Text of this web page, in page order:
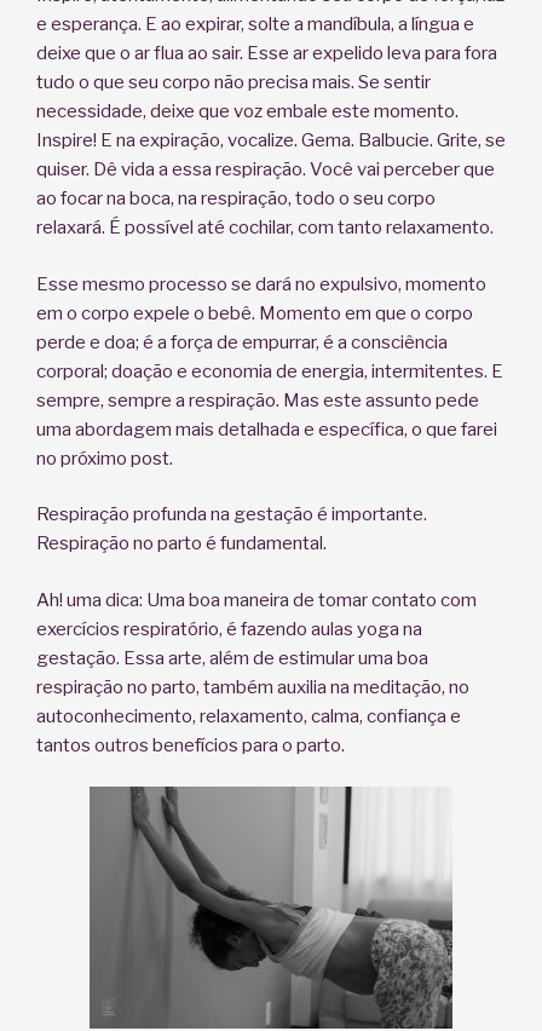
e esperança. E ao expirar, solte a mandíbula, a língua e
deixe que o ar flua ao sair. Esse ar expelido leva para fora
tudo o que seu corpo não precisa mais. Se sentir
necessidade, deixe que voz embale este momento.
Inspire! E na expiração, vocalize. Gema. Balbucie. Grite, se
quiser. Dê vida a essa respiração. Você vai perceber que
ao focar na boca, na respiração, todo o seu corpo
relaxará. É possível até cochilar, com tanto relaxamento.
Esse mesmo processo se dará no expulsivo, momento
em o corpo expele o bebê. Momento em que o corpo
perde e doa; é a força de empurrar, é a consciência
corporal; doação e economia de energia, intermitentes. E
sempre, sempre a respiração. Mas este assunto pede
uma abordagem mais detalhada e específica, o que farei
no próximo post.
Respiração profunda na gestação é importante.
Respiração no parto é fundamental.
Ah! uma dica: Uma boa maneira de tomar contato com
exercícios respiratório, é fazendo aulas yoga na
gestação. Essa arte, além de estimular uma boa
respiração no parto, também auxilia na meditação, no
autoconhecimento, relaxamento, calma, confiança e
tantos outros benefícios para o parto.